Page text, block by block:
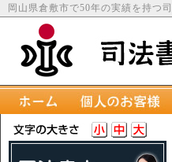
岡山県倉敷市で50年の実績を持つ